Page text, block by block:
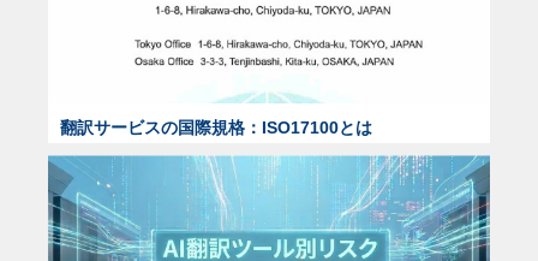
翻訳サービスの国際規格：ISO17100とは